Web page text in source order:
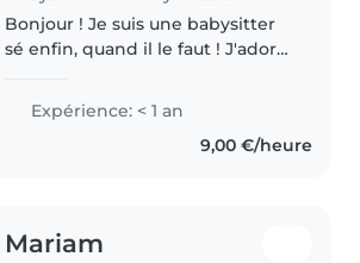
Bonjour ! Je suis une babysitter
sé enfin, quand il le faut ! J'adore
des histoires et transformer les
après-midis en petites
aventures. Mon objectif..
Expérience: < 1 an
9,00 €/heure
Mariam